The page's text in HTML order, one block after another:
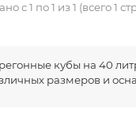
с 1 по 1 из 1 (всего 1
кубы на 40
размеров и